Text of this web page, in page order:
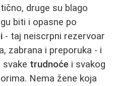
druge su blago
biti i opasne po
- taj neiscrpni rezervoar
zabrana i preporuka - i
svake trudnoće i svakog
Nema žene koja